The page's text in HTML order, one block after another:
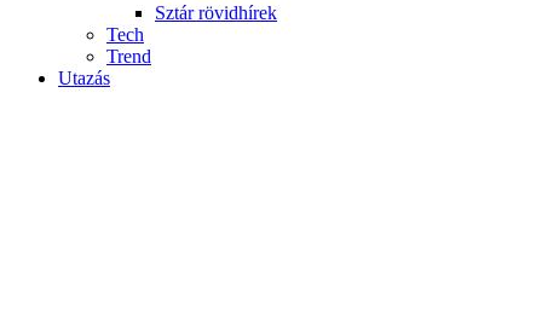
Sztár rövidhírek
Tech
Trend
Utazás